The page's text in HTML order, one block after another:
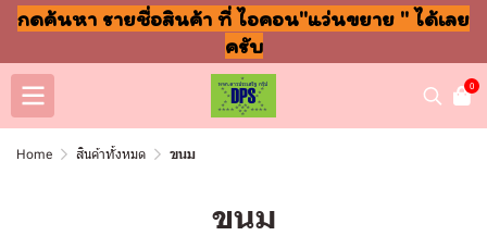
กดค้นหา รายชื่อสินค้า ที่ ไอคอน"แว่นขยาย " ได้เลย
ครับ
0
Home สินค้าทั้งหมด ขนม
ขนม